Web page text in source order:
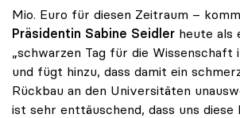
Mio. Euro für diesen Zeitraum –
Präsidentin Sabine Seidler heute als
„schwarzen Tag für die Wissenschaft
und fügt hinzu, dass damit ein
Rückbau an den Universitäten
ist sehr enttäuschend, dass uns diese